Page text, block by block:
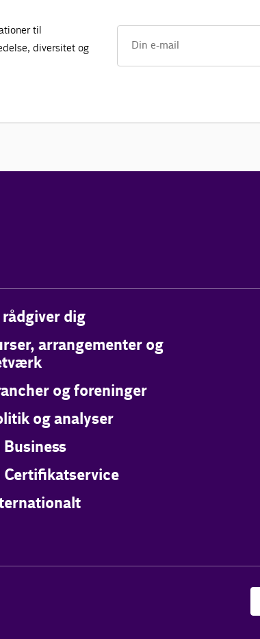
til
diversitet og
dig
arrangementer og
og foreninger
og analyser
Business
Certifikatservice